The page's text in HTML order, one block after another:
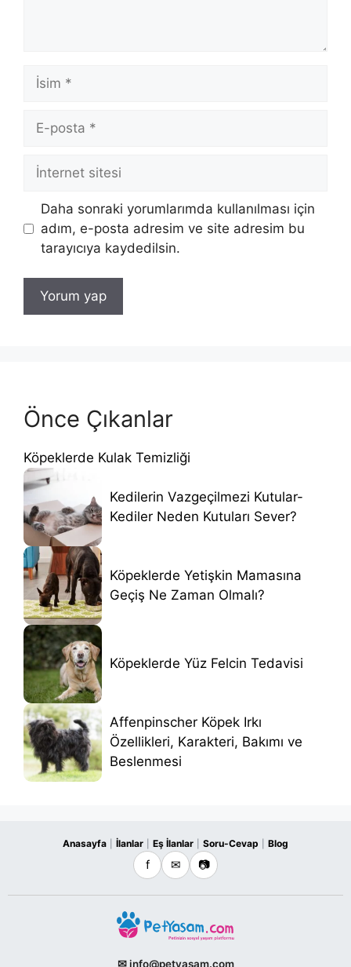
İsim
posta
İnternet
sitesi
Daha sonraki yorumlarımda kullanılması için
adım, e-posta adresim ve site adresim bu
tarayıcıya kaydedilsin.
Önce Çıkanlar
Köpeklerde Kulak Temizliği
Kedilerin Vazgeçilmezi Kutular-
Kediler Neden Kutuları Sever?
Köpeklerde Yetişkin Mamasına
Geçiş Ne Zaman Olmalı?
Köpeklerde Yüz Felcin Tedavisi
Affenpinscher Köpek Irkı
Özellikleri, Karakteri, Bakımı ve
Beslenmesi
Anasayfa İlanlar Eş İlanlar Soru-Cevap Blog
f ✉ 📷
✉ info@petyasam.com